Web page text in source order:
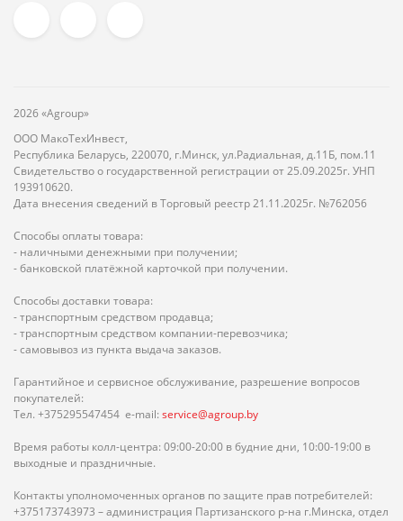
2026 «Agroup»
ООО МакоТехИнвест,
Республика Беларусь, 220070, г.Минск, ул.Радиальная, д.11Б, пом.11
Свидетельство о государственной регистрации от 25.09.2025г. УНП
193910620.
Дата внесения сведений в Торговый реестр 21.11.2025г. №762056
Способы оплаты товара:
- наличными денежными при получении;
- банковской платёжной карточкой при получении.
Способы доставки товара:
- транспортным средством продавца;
- транспортным средством компании-перевозчика;
- самовывоз из пункта выдача заказов.
Гарантийное и сервисное обслуживание, разрешение вопросов
покупателей:
Тел. +375295547454 e-mail: service@agroup.by
Время работы колл-центра: 09:00-20:00 в будние дни, 10:00-19:00 в
выходные и праздничные.
Контакты уполномоченных органов по защите прав потребителей:
+375173743973 – администрация Партизанского р-на г.Минска, отдел